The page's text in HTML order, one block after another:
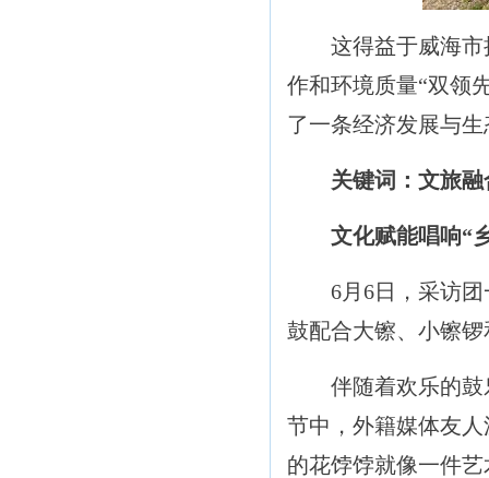
这得益于威海市执
作和环境质量“双领
了一条经济发展与
关键词：文旅融
文化赋能唱响“
6月6日，采访团一
鼓配合大镲、小镲
伴随着欢乐的鼓乐
节中，外籍媒体友
的花饽饽就像一件